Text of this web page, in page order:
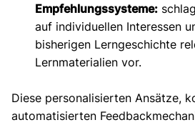
Empfehlungssysteme:
auf individuellen Interessen
bisherigen Lerngeschichte
Lernmaterialien vor.
Diese personalisierten Ansätze,
automatisierten